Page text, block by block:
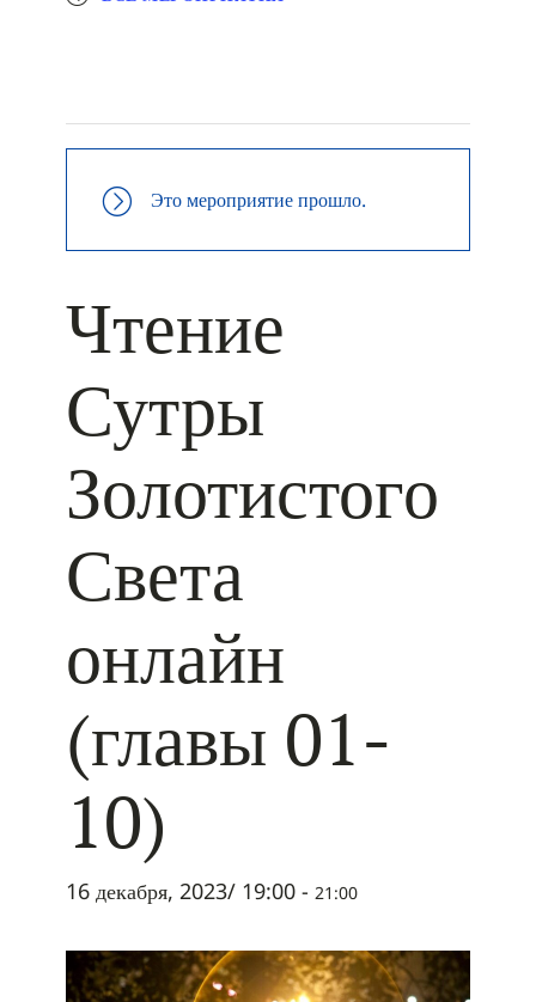
Это мероприятие прошло.
Чтение
Сутры
Золотистого
Света
онлайн
(главы 01-
10)
16 декабря, 2023/ 19:00 - 21:00